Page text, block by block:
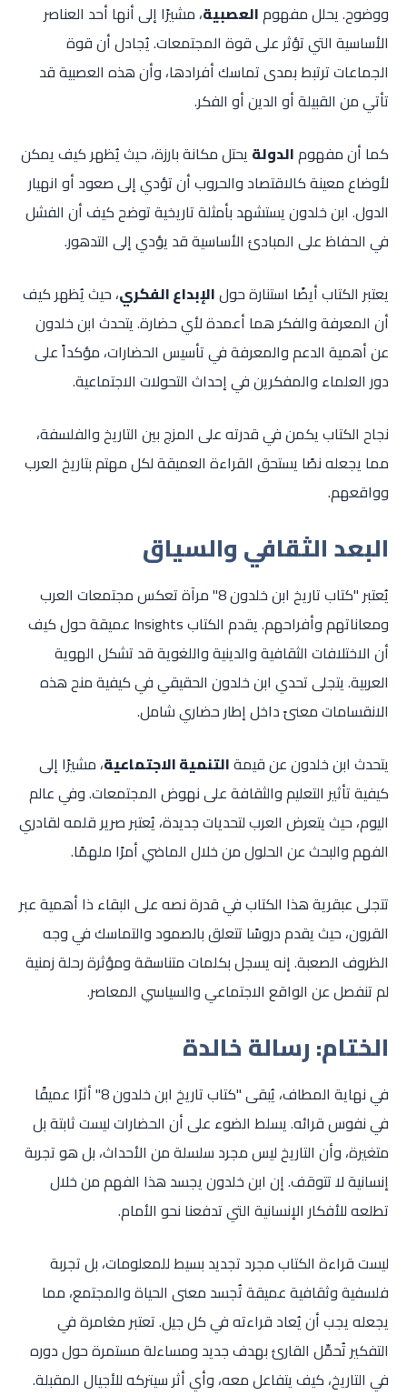
ووضوح. يحلل مفهومالعصبية، مشيرًا إلى أنها أحد العناصر
الأساسية التي تؤثر على قوة المجتمعات. يُجادل أن قوة
الجماعات ترتبط بمدى تماسك أفرادها، وأن هذه العصبية قد
تأتي من القبيلة أو الدين أو الفكر.
كما أن مفهومالدولة يحتل مكانة بارزة، حيث يُظهر كيف يمكن
لأوضاع معينة كالاقتصاد والحروب أن تؤدي إلى صعود أو انهيار
الدول. ابن خلدون يستشهد بأمثلة تاريخية توضح كيف أن الفشل
في الحفاظ على المبادئ الأساسية قد يؤدي إلى التدهور.
يعتبر الكتاب أيضًا استنارة حولالإبداع الفكري، حيث يُظهر كيف
أن المعرفة والفكر هما أعمدة لأي حضارة. يتحدث ابن خلدون
عن أهمية الدعم والمعرفة في تأسيس الحضارات، مؤكداً على
دور العلماء والمفكرين في إحداث التحولات الاجتماعية.
نجاح الكتاب يكمن في قدرته على المزج بين التاريخ والفلسفة،
مما يجعله نصًا يستحق القراءة العميقة لكل مهتم بتاريخ العرب
وواقعهم.
البعد الثقافي والسياق
يُعتبر "كتاب تاريخ ابن خلدون 8" مرآة تعكس مجتمعات العرب
ومعاناتهم وأفراحهم. يقدم الكتاب Insights عميقة حول كيف
أن الاختلافات الثقافية والدينية واللغوية قد تشكل الهوية
العربية. يتجلى تحدي ابن خلدون الحقيقي في كيفية منح هذه
الانقسامات معنىً داخل إطار حضاري شامل.
يتحدث ابن خلدون عن قيمةالتنمية الاجتماعية، مشيرًا إلى
كيفية تأثير التعليم والثقافة على نهوض المجتمعات. وفي عالم
اليوم، حيث يتعرض العرب لتحديات جديدة، يُعتبر صرير قلمه لقادري
الفهم والبحث عن الحلول من خلال الماضي أمرًا ملهمًا.
تتجلى عبقرية هذا الكتاب في قدرة نصه على البقاء ذا أهمية عبر
القرون، حيث يقدم دروسًا تتعلق بالصمود والتماسك في وجه
الظروف الصعبة. إنه يسجل بكلمات متناسقة ومؤثرة رحلة زمنية
لم تنفصل عن الواقع الاجتماعي والسياسي المعاصر.
الختام: رسالة خالدة
في نهاية المطاف، يُبقى "كتاب تاريخ ابن خلدون 8" أثرًا عميقًا
في نفوس قرائه. يسلط الضوء على أن الحضارات ليست ثابتة بل
متغيرة، وأن التاريخ ليس مجرد سلسلة من الأحداث، بل هو تجربة
إنسانية لا تتوقف. إن ابن خلدون يجسد هذا الفهم من خلال
تطلعه للأفكار الإنسانية التي تدفعنا نحو الأمام.
ليست قراءة الكتاب مجرد تجديد بسيط للمعلومات، بل تجربة
فلسفية وثقافية عميقة تُجسد معنى الحياة والمجتمع، مما
يجعله يجب أن يُعاد قراءته في كل جيل. تعتبر مغامرة في
التفكير تُحمِّل القارئ بهدف جديد ومساءلة مستمرة حول دوره
في التاريخ، كيف يتفاعل معه، وأي أثر سيتركه للأجيال المقبلة.